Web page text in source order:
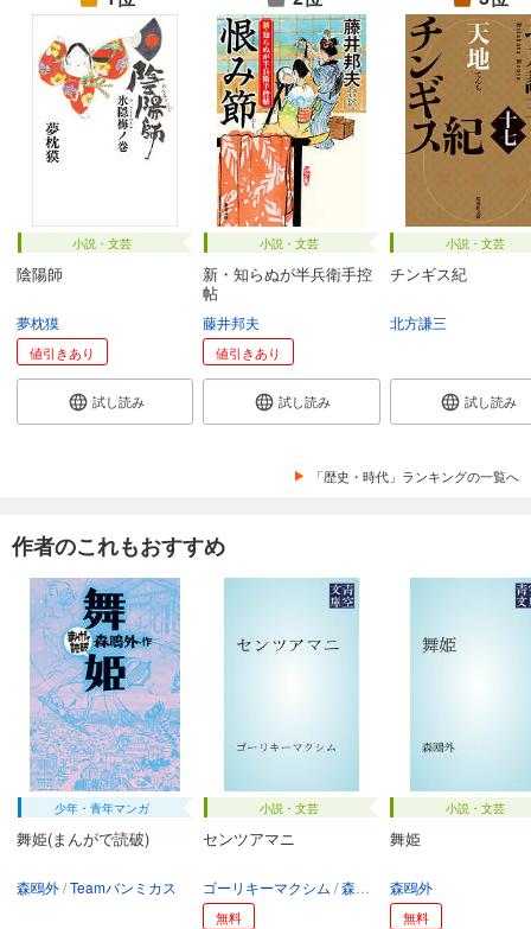
小説・文芸
陰陽師
夢枕獏
値引きあり
試し読み
小説・文芸
新・知らぬが半兵衛手控
帖
藤井邦夫
値引きあり
試し読み
小説・文芸
チンギス紀
北方謙三
試し読み
「歴史・時代」ランキングの一覧へ
作者のこれもおすすめ
少年・青年マンガ
舞姫(まんがで読破)
森鴎外 Teamバンミカス
小説・文芸
センツアマニ
ゴーリキーマクシム 森鴎外
無料
小説・文芸
舞姫
森鴎外
無料